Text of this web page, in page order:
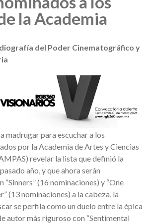
la Academia
del Poder Cinematográfico y
madrugar para escuchar a los
por la Academia de Artes y Ciencias
revelar la lista que definió la
año, y que ahora serán
“Sinners” (16 nominaciones) y “One
(13 nominaciones) a la cabeza, la
se perfila como un duelo entre la épica
autor más riguroso con “Sentimental